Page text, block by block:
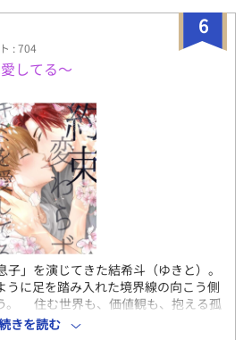
んのご声援を頂き誠にありがとうご
6
: 704
してる〜
」を演じてきた結希斗（ゆきと）。
に足を踏み入れた境界線の向こう側
。 住む世界も、価値観も、抱える孤
士の交流はいつしか「たった一つの
きを読む